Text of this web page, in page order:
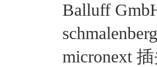
Balluff
micronext